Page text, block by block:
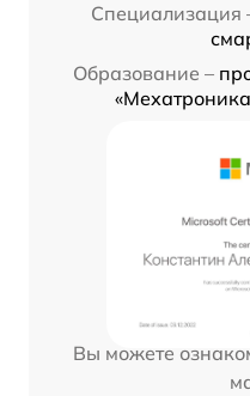
Специализация
Образование –
Вы можете